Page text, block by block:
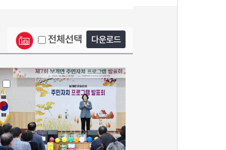
전체선택 다운로드